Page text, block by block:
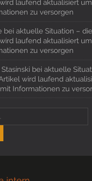
laufend aktualisiert
zu versorgen
bei aktuelle Situation –
laufend aktualisiert
zu versorgen
bei aktuelle
wird laufend
Informationen zu